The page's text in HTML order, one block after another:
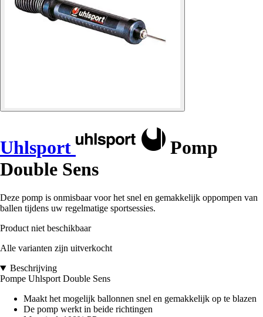
Uhlsport
Pomp
Double Sens
Deze pomp is onmisbaar voor het snel en gemakkelijk oppompen van
ballen tijdens uw regelmatige sportsessies.
Product niet beschikbaar
Alle varianten zijn uitverkocht
Beschrijving
Pompe Uhlsport Double Sens
Maakt het mogelijk ballonnen snel en gemakkelijk op te blazen
De pomp werkt in beide richtingen